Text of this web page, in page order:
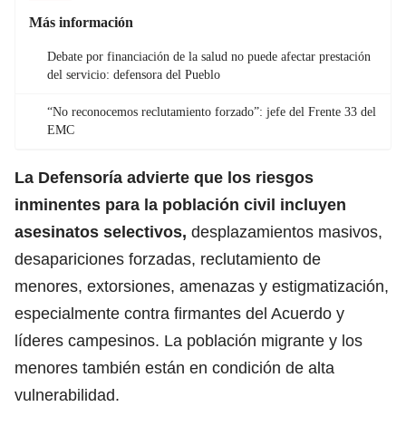
Más información
Debate por financiación de la salud no puede afectar prestación
del servicio: defensora del Pueblo
“No reconocemos reclutamiento forzado”: jefe del Frente 33 del
EMC
La Defensoría advierte que los riesgos
inminentes para la población civil incluyen
asesinatos selectivos, desplazamientos masivos,
desapariciones forzadas, reclutamiento de
menores, extorsiones, amenazas y estigmatización,
especialmente contra firmantes del Acuerdo y
líderes campesinos. La población migrante y los
menores también están en condición de alta
vulnerabilidad.